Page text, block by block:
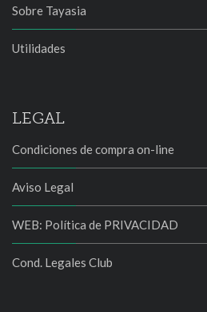
Sobre Tayasia
Utilidades
LEGAL
Condiciones de compra on-line
Aviso Legal
WEB: Política de PRIVACIDAD
Cond. Legales Club